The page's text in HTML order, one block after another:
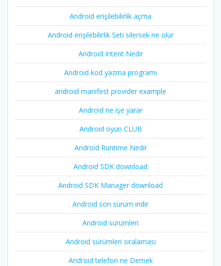
Android erişilebilirlik açma
Android erişilebilirlik Seti silersek ne olur
Android Intent Nedir
Android kod yazma programı
android manifest provider example
Android ne işe yarar
Android oyun CLUB
Android Runtime Nedir
Android SDK download
Android SDK Manager download
Android son sürüm indir
Android sürümleri
Android sürümleri sıralaması
Android telefon ne Demek